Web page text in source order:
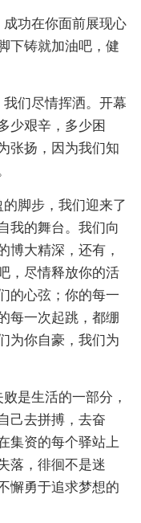
功在你面前展现心
下铸就加油吧，健
们尽情挥洒。开幕
少艰辛，多少困
张扬，因为我们知
脚步，我们迎来了
我的舞台。我们向
博大精深，还有，
，尽情释放你的活
的心弦；你的每一
每一次起跳，都绷
为你自豪，我们为
是生活的一部分，
己去拼搏，去奋
集资的每个驿站上
落，徘徊不是迷
懈勇于追求梦想的